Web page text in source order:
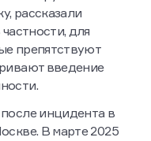
рассказали
для
препятствуют
введение
инцидента в